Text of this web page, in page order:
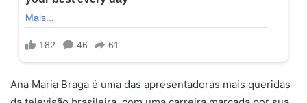
Ana Maria Braga é uma das apresentadoras mais queridas